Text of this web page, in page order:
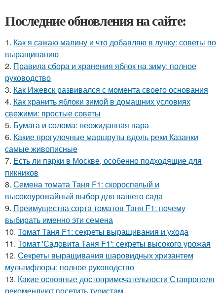
Последние обновления на сайте:
1. Как я сажаю малину и что добавляю в лунку: советы по
выращиванию
2. Правила сбора и хранения яблок на зиму: полное
руководство
3. Как Ижевск развивался с момента своего основания
4. Как хранить яблоки зимой в домашних условиях
свежими: простые советы
5. Бумага и солома: неожиданная пара
6. Какие прогулочные маршруты вдоль реки Казанки
самые живописные
7. Есть ли парки в Москве, особенно подходящие для
пикников
8. Семена томата Таня F1: скороспелый и
высокоурожайный выбор для вашего сада
9. Преимущества сорта томатов Таня F1: почему
выбирать именно эти семена
10. Томат Таня F1: секреты выращивания и ухода
11. Томат 'Садовита Таня F1': секреты высокого урожая
12. Секреты выращивания шаровидных хризантем
мультифлоры: полное руководство
13. Какие основные достопримечательности Ставрополя
рекомендуют посетить туристам